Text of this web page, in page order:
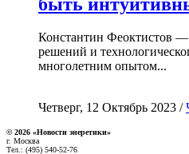
Константин Феоктистов —
решений и
многолетним опытом...
Четверг, 12 Октябрь 2023 /
© 2026 «Новости энеретики»
г. Москва
Тел.: (495) 540-52-76